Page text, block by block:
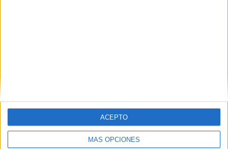
MÁS OPCIONES
ACEPTO